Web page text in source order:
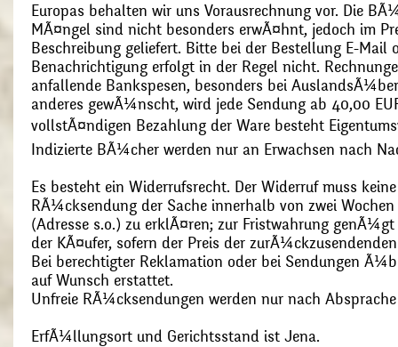
Europas behalten wir uns Vorausrechnung vor. Die
MÃ¤ngel sind nicht besonders erwÃ¤hnt, jedoch im
Beschreibung geliefert. Bitte bei der Bestellung E-Mail
Benachrichtigung erfolgt in der Regel nicht.
anfallende Bankspesen, besonders bei
anderes gewÃ¼nscht, wird jede Sendung ab 40,00
vollstÃ¤ndigen Bezahlung der Ware besteht
Indizierte BÃ¼cher werden nur an Erwachsen nach
Es besteht ein Widerrufsrecht. Der Widerruf muss
RÃ¼cksendung der Sache innerhalb von zwei
(Adresse s.o.) zu erklÃ¤ren; zur Fristwahrung
der KÃ¤ufer, sofern der Preis der
Bei berechtigter Reklamation oder bei Sendungen
auf Wunsch erstattet.
Unfreie RÃ¼cksendungen werden nur nach
ErfÃ¼llungsort und Gerichtsstand ist Jena.